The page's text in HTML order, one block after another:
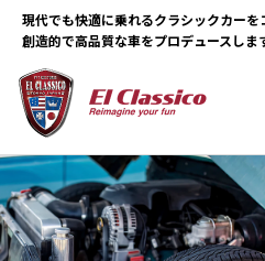
現代でも快適に乗れるクラシックカーを